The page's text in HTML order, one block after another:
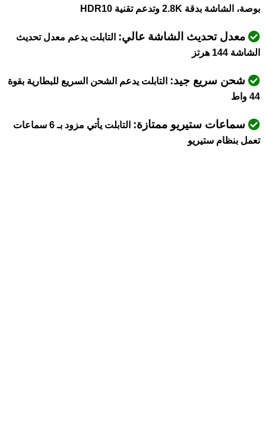
بوصة، الشاشة بدقة 2.8K وتدعم تقنية HDR10
معدل تحديث الشاشة عالي: التابلت يدعم معدل تحديث
الشاشة 144 هرتز
شحن سريع جيد: التابلت يدعم الشحن السريع للبطارية بقوة
44 واط
سماعات ستيريو ممتازة:
التابلت يأتي مزود بـ 6 سماعات
تعمل بنظام ستيريو